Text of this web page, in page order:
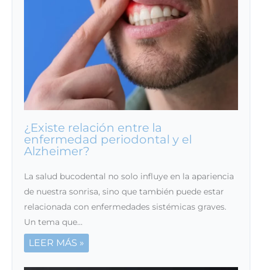
¿Existe relación entre la
enfermedad periodontal y el
Alzheimer?
La salud bucodental no solo influye en la apariencia
de nuestra sonrisa, sino que también puede estar
relacionada con enfermedades sistémicas graves.
Un tema que…
LEER MÁS »